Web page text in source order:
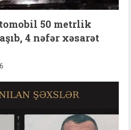
50 metrlik
4 nəfər xəsarət